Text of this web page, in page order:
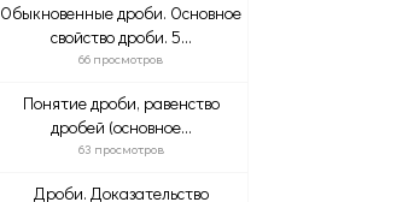
Обыкновенные дроби. Основное
свойство дроби. 5...
66 просмотров
Понятие дроби, равенство
дробей (основное...
63 просмотров
Дроби. Доказательство